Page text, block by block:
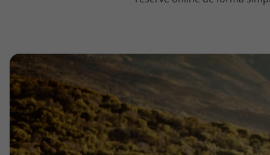
topatlantico@topatlantico.com